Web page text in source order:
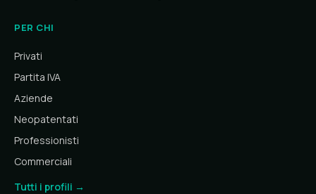
PER CHI
Privati
Partita IVA
Aziende
Neopatentati
Professionisti
Commerciali
Tutti i profili →